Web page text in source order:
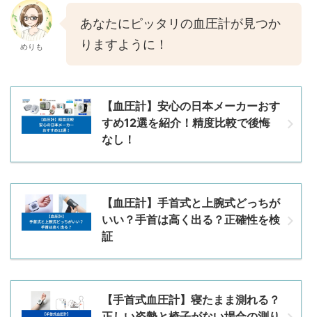
めりも
あなたにピッタリの血圧計が見つか
りますように！
【血圧計】安心の日本メーカーおす
すめ12選を紹介！精度比較で後悔
なし！
【血圧計】手首式と上腕式どっちが
いい？手首は高く出る？正確性を検
証
【手首式血圧計】寝たまま測れる？